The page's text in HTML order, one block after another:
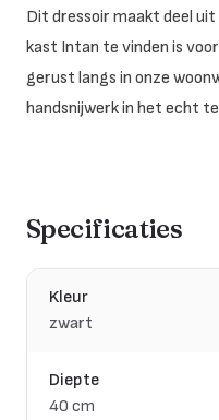
Dit dressoir maakt deel
kast Intan te vinden is
gerust langs in onze
handsnijwerk in het echt te
Specificaties
Kleur
zwart
Diepte
40 cm